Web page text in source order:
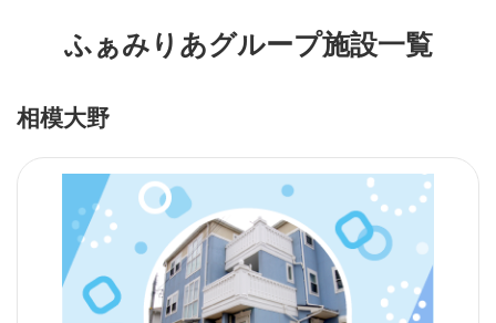
ふぁみりあグループ施設一覧
相模大野